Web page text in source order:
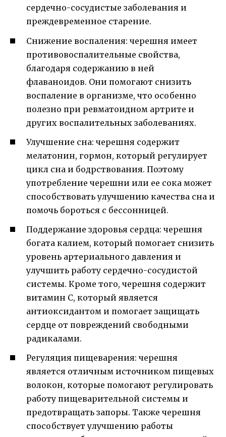
сердечно-сосудистые заболевания и
преждевременное старение.
Снижение воспаления: черешня имеет
противовоспалительные свойства,
благодаря содержанию в ней
флаваноидов. Они помогают снизить
воспаление в организме, что особенно
полезно при ревматоидном артрите и
других воспалительных заболеваниях.
Улучшение сна: черешня содержит
мелатонин, гормон, который регулирует
цикл сна и бодрствования. Поэтому
употребление черешни или ее сока может
способствовать улучшению качества сна и
помочь бороться с бессонницей.
Поддержание здоровья сердца: черешня
богата калием, который помогает снизить
уровень артериального давления и
улучшить работу сердечно-сосудистой
системы. Кроме того, черешня содержит
витамин С, который является
антиоксидантом и помогает защищать
сердце от повреждений свободными
радикалами.
Регуляция пищеварения: черешня
является отличным источником пищевых
волокон, которые помогают регулировать
работу пищеварительной системы и
предотвращать запоры. Также черешня
способствует улучшению работы